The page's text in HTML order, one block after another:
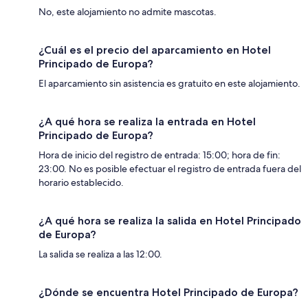
No, este alojamiento no admite mascotas.
¿Cuál es el precio del aparcamiento en Hotel
Principado de Europa?
El aparcamiento sin asistencia es gratuito en este alojamiento.
¿A qué hora se realiza la entrada en Hotel
Principado de Europa?
Hora de inicio del registro de entrada: 15:00; hora de fin:
23:00. No es posible efectuar el registro de entrada fuera del
horario establecido.
¿A qué hora se realiza la salida en Hotel Principado
de Europa?
La salida se realiza a las 12:00.
¿Dónde se encuentra Hotel Principado de Europa?